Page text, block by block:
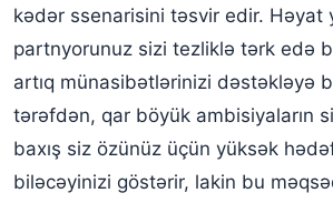
kədər ssenarisini təsvir edir. Həyat
partnyorunuz sizi tezliklə tərk edə
artıq münasibətlərinizi dəstəkləyə
tərəfdən, qar böyük ambisiyaların
baxış siz özünüz üçün yüksək
biləcəyinizi göstərir, lakin bu